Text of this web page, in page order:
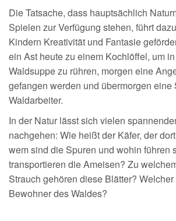
Die Tatsache, dass hauptsächlich
Spielen zur Verfügung stehen, führt
Kindern Kreativität und Fantasie
ein Ast heute zu einem Kochlöffel, um
Waldsuppe zu rühren, morgen eine
gefangen werden und übermorgen eine
Waldarbeiter.
In der Natur lässt sich vielen
nachgehen: Wie heißt der Käfer, der
wem sind die Spuren und wohin führen
transportieren die Ameisen? Zu
Strauch gehören diese Blätter?
Bewohner des Waldes?